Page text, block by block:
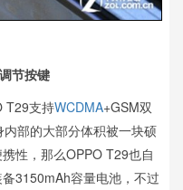
节按键
T29支持WCDMA+GSM双
内部的大部分体积被一块硕
性，那么OPPO T29也自
3150mAh容量电池，不过